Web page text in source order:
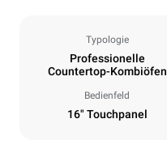
Typologie
Professionelle
Countertop-Kombiöfen
Bedienfeld
16" Touchpanel